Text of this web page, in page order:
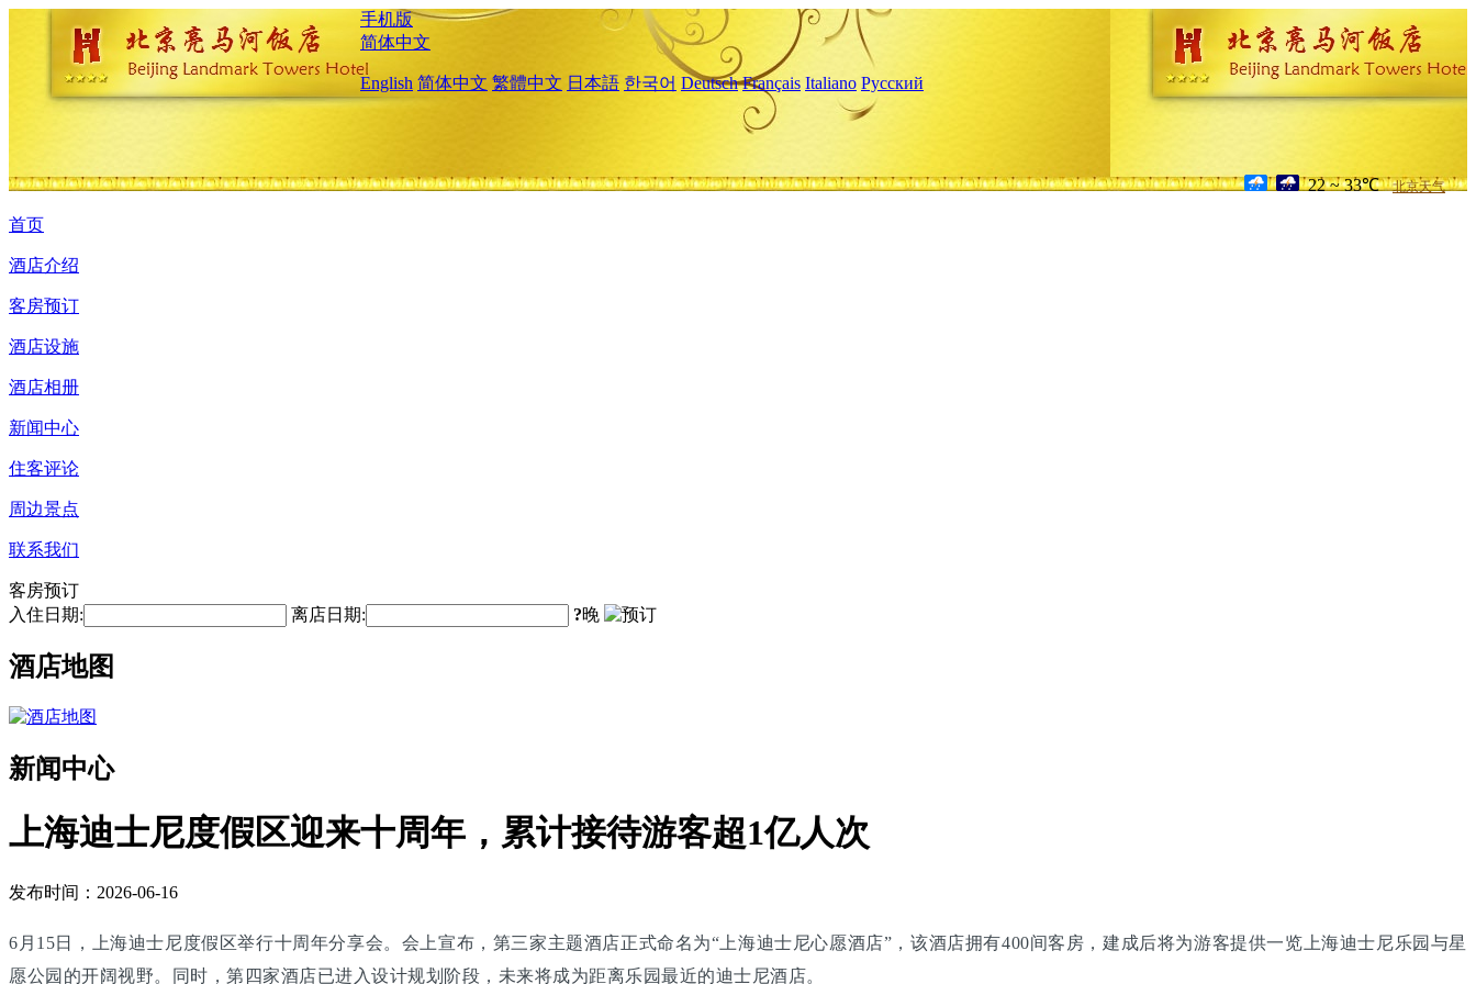
手机版
简体中文
English 简体中文 繁體中文 日本語 한국어 Deutsch Français Italiano Русский
22 ~ 33℃ 北京天气
首页
酒店介绍
客房预订
酒店设施
酒店相册
新闻中心
住客评论
周边景点
联系我们
客房预订
入住日期:
离店日期: ?晚
酒店地图
新闻中心
上海迪士尼度假区迎来十周年，累计接待游客超1亿人次
发布时间：2026-06-16
6月15日，上海迪士尼度假区举行十周年分享会。会上宣布，第三家主题酒店正式命名为“上海迪士尼心愿酒店”，该酒店拥有400间客房，建成后将为游客提供一览上海迪士尼乐园与星
愿公园的开阔视野。同时，第四家酒店已进入设计规划阶段，未来将成为距离乐园最近的迪士尼酒店。